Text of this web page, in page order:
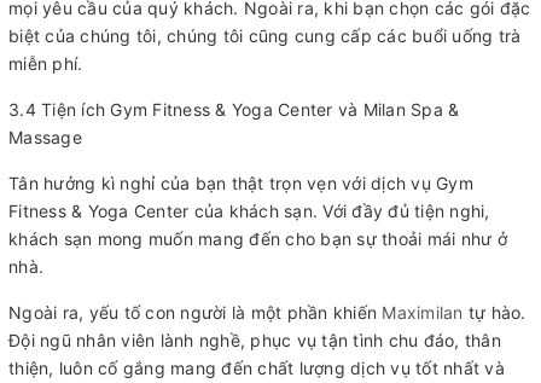
mọi yêu cầu của quý khách. Ngoài ra, khi bạn chọn các gói đặc
biệt của chúng tôi, chúng tôi cũng cung cấp các buổi uống trà
miễn phí.
3.4 Tiện ích Gym Fitness & Yoga Center và Milan Spa &
Massage
Tân hưởng kì nghỉ của bạn thật trọn vẹn với dịch vụ Gym
Fitness & Yoga Center của khách sạn. Với đầy đủ tiện nghi,
khách sạn mong muốn mang đến cho bạn sự thoải mái như ở
nhà.
Ngoài ra, yếu tố con người là một phần khiến Maximilan tự hào.
Đội ngũ nhân viên lành nghề, phục vụ tận tình chu đáo, thân
thiện, luôn cố gắng mang đến chất lượng dịch vụ tốt nhất và